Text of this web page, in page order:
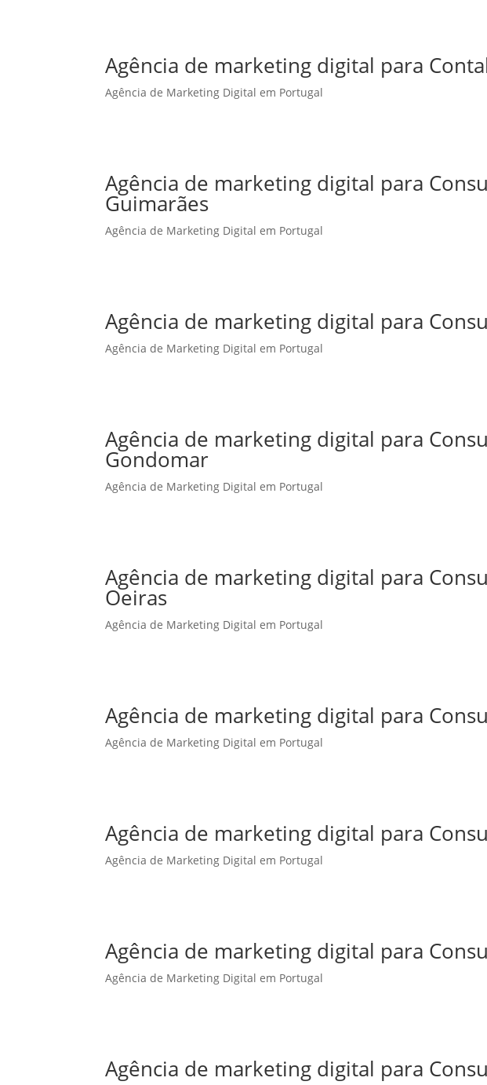
Agência de marketing digital para
Agência de Marketing Digital em Portugal
Agência de marketing digital para
Guimarães
Agência de Marketing Digital em Portugal
Agência de marketing digital para
Agência de Marketing Digital em Portugal
Agência de marketing digital para
Gondomar
Agência de Marketing Digital em Portugal
Agência de marketing digital para
Oeiras
Agência de Marketing Digital em Portugal
Agência de marketing digital para
Agência de Marketing Digital em Portugal
Agência de marketing digital para
Agência de Marketing Digital em Portugal
Agência de marketing digital para
Agência de Marketing Digital em Portugal
Agência de marketing digital para